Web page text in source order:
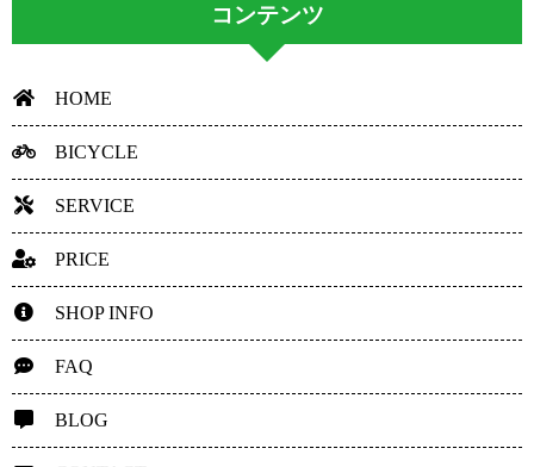
コンテンツ
HOME
BICYCLE
SERVICE
PRICE
SHOP INFO
FAQ
BLOG